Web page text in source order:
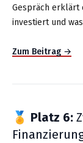
Gespräch erklärt
investiert und
Zum Beitrag →
🏅 Platz 6: